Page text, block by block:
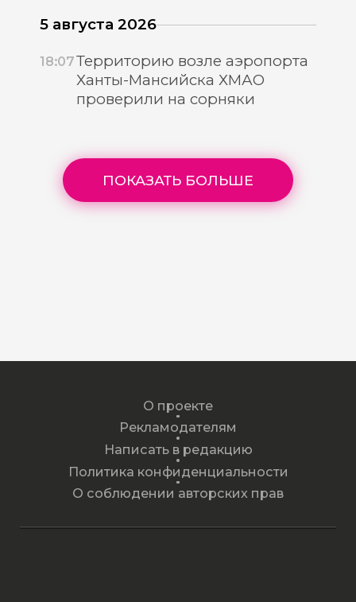
5 августа 2026
18:07Территорию возле аэропорта
Ханты-Мансийска ХМАО
проверили на сорняки
ПОКАЗАТЬ БОЛЬШЕ
О проекте
Рекламодателям
Написать в редакцию
Политика конфиденциальности
О соблюдении авторских прав